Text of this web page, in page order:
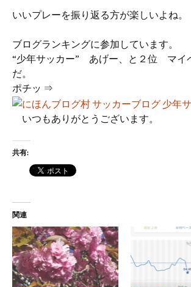
いいプレーを振り返る方が楽しいよね。
ブログランキングに参加しています。
“少年サッカー” あげー、と２位 マイ
だ。
ポチッ ⇒
いつもありがとうございます。
共有:
関連